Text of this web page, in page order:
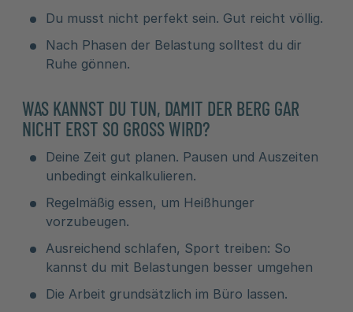
Du musst nicht perfekt sein. Gut reicht völlig.
Nach Phasen der Belastung solltest du dir
Ruhe gönnen.
WAS KANNST DU TUN, DAMIT DER BERG GAR
NICHT ERST SO GROSS WIRD?
Deine Zeit gut planen. Pausen und Auszeiten
unbedingt einkalkulieren.
Regelmäßig essen, um Heißhunger
vorzubeugen.
Ausreichend schlafen, Sport treiben: So
kannst du mit Belastungen besser umgehen
Die Arbeit grundsätzlich im Büro lassen.